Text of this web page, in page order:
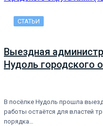
СТАТЬИ
Выездная
Нудоль городского
В посёлке Нудоль прошла
работы остаётся для властей
порядка…